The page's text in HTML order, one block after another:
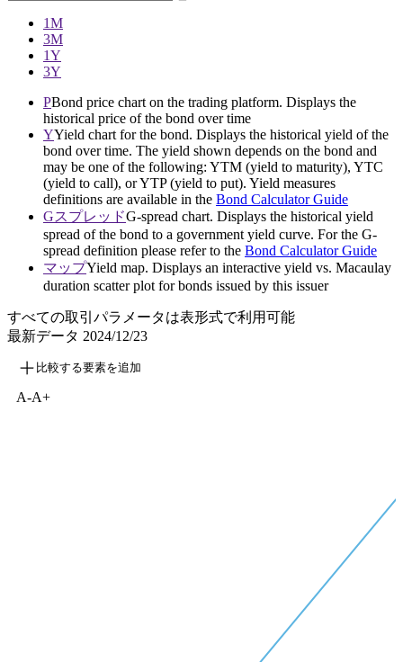
1M
3M
1Y
3Y
PBond price chart on the trading platform. Displays the
historical price of the bond over time
YYield chart for the bond. Displays the historical yield of the
bond over time. The yield shown depends on the bond and
may be one of the following: YTM (yield to maturity), YTC
(yield to call), or YTP (yield to put). Yield measures
definitions are available in the Bond Calculator Guide
GスプレッドG-spread chart. Displays the historical yield
spread of the bond to a government yield curve. For the G-
spread definition please refer to the Bond Calculator Guide
マップYield map. Displays an interactive yield vs. Macaulay
duration scatter plot for bonds issued by this issuer
すべての取引パラメータは表形式で利用可能
最新データ 2024/12/23
比較する要素を追加